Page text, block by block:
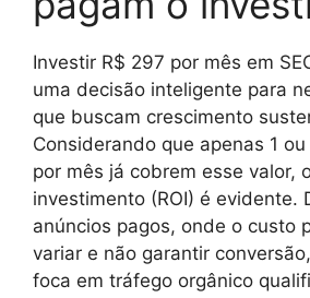
Investir R$ 297 por mês em
uma decisão inteligente para
que buscam crescimento
Considerando que apenas 1
por mês já cobrem esse valor,
investimento (ROI) é evidente.
anúncios pagos, onde o custo
variar e não garantir
foca em tráfego orgânico